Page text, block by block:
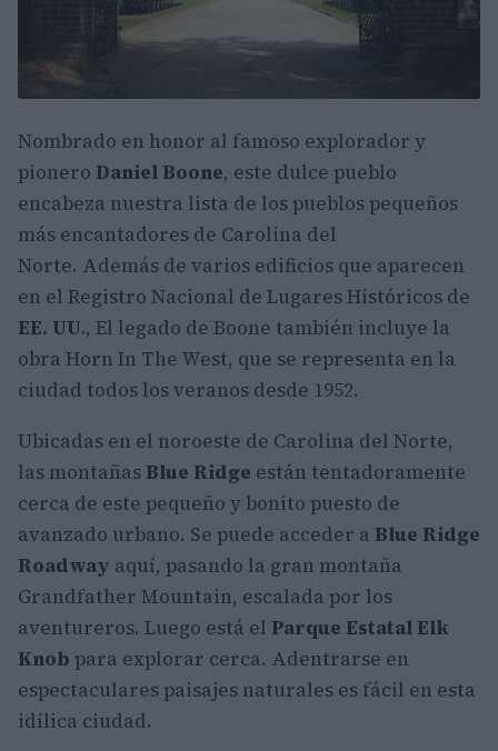
Nombrado en honor al famoso explorador y
pionero Daniel Boone, este dulce pueblo
encabeza nuestra lista de los pueblos pequeños
más encantadores de Carolina del
Norte. Además de varios edificios que aparecen
en el Registro Nacional de Lugares Históricos de
EE. UU., El legado de Boone también incluye la
obra Horn In The West, que se representa en la
ciudad todos los veranos desde 1952.
Ubicadas en el noroeste de Carolina del Norte,
las montañas Blue Ridge están tentadoramente
cerca de este pequeño y bonito puesto de
avanzado urbano. Se puede acceder a Blue Ridge
Roadway aquí, pasando la gran montaña
Grandfather Mountain, escalada por los
aventureros. Luego está el Parque Estatal Elk
Knob para explorar cerca. Adentrarse en
espectaculares paisajes naturales es fácil en esta
idílica ciudad.